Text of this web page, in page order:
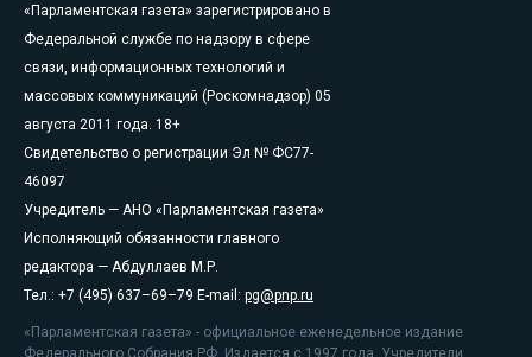
«Парламентская газета» зарегистрировано в
Федеральной службе по надзору в сфере
связи, информационных технологий и
массовых коммуникаций (Роскомнадзор) 05
августа 2011 года. 18+
Свидетельство о регистрации Эл № ФС77-
46097
Учредитель — АНО «Парламентская газета»
Исполняющий обязанности главного
редактора — Абдуллаев М.Р.
Тел.: +7 (495) 637–69–79 E-mail: pg@pnp.ru
«Парламентская газета» - официальное еженедельное издание
Федерального Собрания РФ. Издается с 1997 года. Учредители